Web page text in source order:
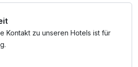
bei Schönwetter auf der
Wokshop direkt am Mitterberg- ab 2
Kontakt zu unseren Hotels ist für